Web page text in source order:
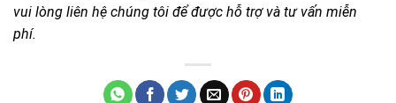
vui lòng liên hệ chúng tôi để được hỗ trợ và tư vấn miễn
phí.